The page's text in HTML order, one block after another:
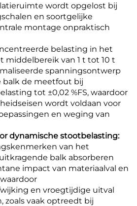
wordt opgelost bij
en soortgelijke
montage onpraktisch
belasting in het
middelbereik van 1 t tot 10 t
spanningsontwerp
balk de meetfout bij
tot ±0,02 %FS, waardoor
wordt voldaan voor
en weging van
dynamische stootbelasting:
van het
balk absorberen
impact van materiaalval en
en vroegtijdige uitval
zoals vaak optreedt bij